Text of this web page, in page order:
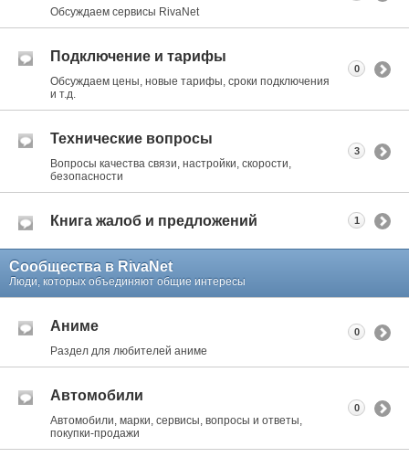
Обсуждаем сервисы RivaNet
Подключение и тарифы
Обсуждаем цены, новые тарифы, сроки подключения
и т.д.
0
Технические вопросы
Вопросы качества связи, настройки, скорости,
безопасности
3
Книга жалоб и предложений 1
Сообщества в RivaNet
Люди, которых объединяют общие интересы
Аниме
Раздел для любителей аниме
0
Автомобили
Автомобили, марки, сервисы, вопросы и ответы,
покупки-продажи
0